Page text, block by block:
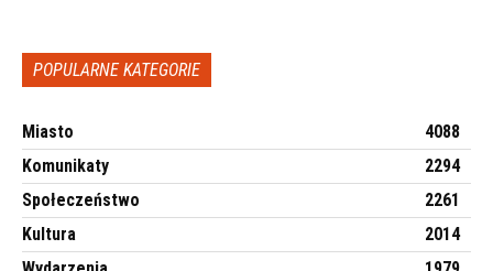
POPULARNE KATEGORIE
Miasto
4088
Komunikaty
2294
Społeczeństwo
2261
Kultura
2014